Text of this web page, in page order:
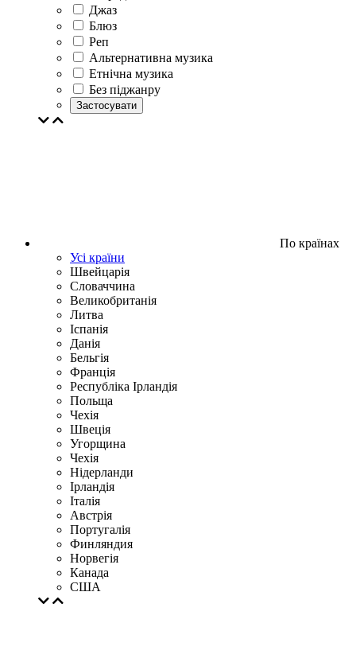
Джаз
Блюз
Реп
Альтернативна музика
Етнічна музика
Без піджанру
Застосувати
По країнах
Усі країни
Швейцарія
Словаччина
Великобританія
Литва
Іспанія
Данія
Бельгія
Франція
Республіка Ірландія
Польща
Чехія
Швецiя
Угорщина
Чехія
Нідерланди
Iрландія
Iталiя
Австрія
Португалія
Финляндия
Норвегія
Канада
США